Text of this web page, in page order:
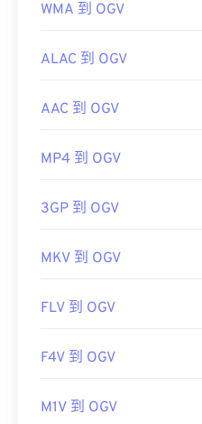
WMA 到 OGV
ALAC 到 OGV
AAC 到 OGV
MP4 到 OGV
3GP 到 OGV
MKV 到 OGV
FLV 到 OGV
F4V 到 OGV
M1V 到 OGV